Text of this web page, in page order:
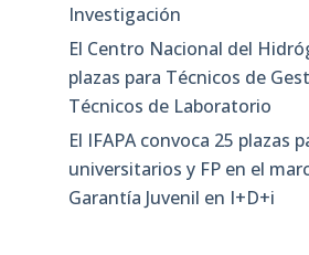
Investigación
El Centro Nacional del
plazas para Técnicos de
Técnicos de Laboratorio
El IFAPA convoca 25 plazas
universitarios y FP en el
Garantía Juvenil en I+D+i